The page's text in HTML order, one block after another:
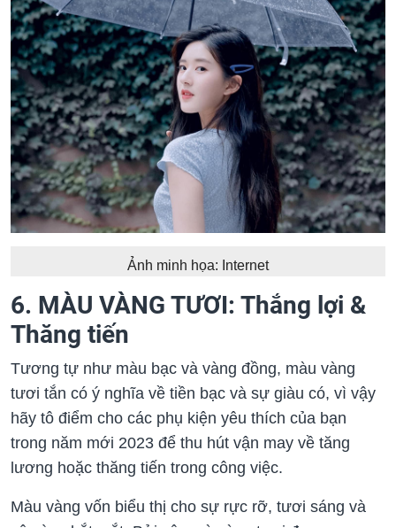
Ảnh minh họa: Internet
6. MÀU VÀNG TƯƠI: Thắng lợi &
Thăng tiến
Tương tự như màu bạc và vàng đồng, màu vàng
tươi tắn có ý nghĩa về tiền bạc và sự giàu có, vì vậy
hãy tô điểm cho các phụ kiện yêu thích của bạn
trong năm mới 2023 để thu hút vận may về tăng
lương hoặc thăng tiến trong công việc.
Màu vàng vốn biểu thị cho sự rực rỡ, tươi sáng và